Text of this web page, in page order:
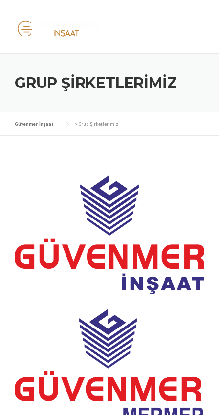
content
GRUP ŞIRKETLERIMIZ
Güvenmer İnşaat > Grup Şirketlerimiz